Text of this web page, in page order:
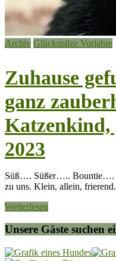
Archiv Glückspilze Vorjahre
Zuhause
ganz
Katzenkind,
2023
Süß…. Süßer….. Bountie….
zu uns. Klein, allein,
Weiterlesen
Unsere Gäste suchen